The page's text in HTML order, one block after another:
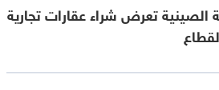
الصينية تعرض شراء عقارات تجارية